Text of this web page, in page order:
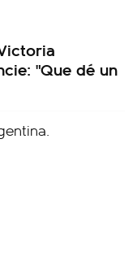
"Que dé un